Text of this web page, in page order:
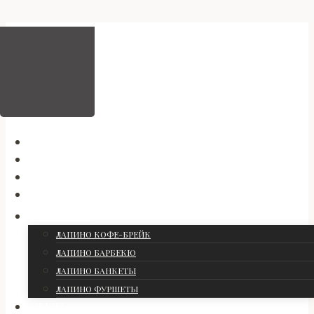
Перейти
ЛАПИНО КОФЕ-БРЕЙК
ЛАПИНО БАРБЕКЮ
ЛАПИНО БАНКЕТЫ
ЛАПИНО ФУРШЕТЫ